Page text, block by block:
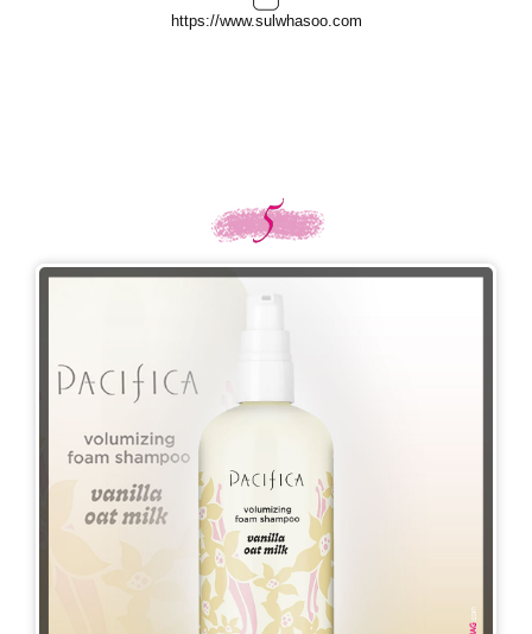
https://www.sulwhasoo.com